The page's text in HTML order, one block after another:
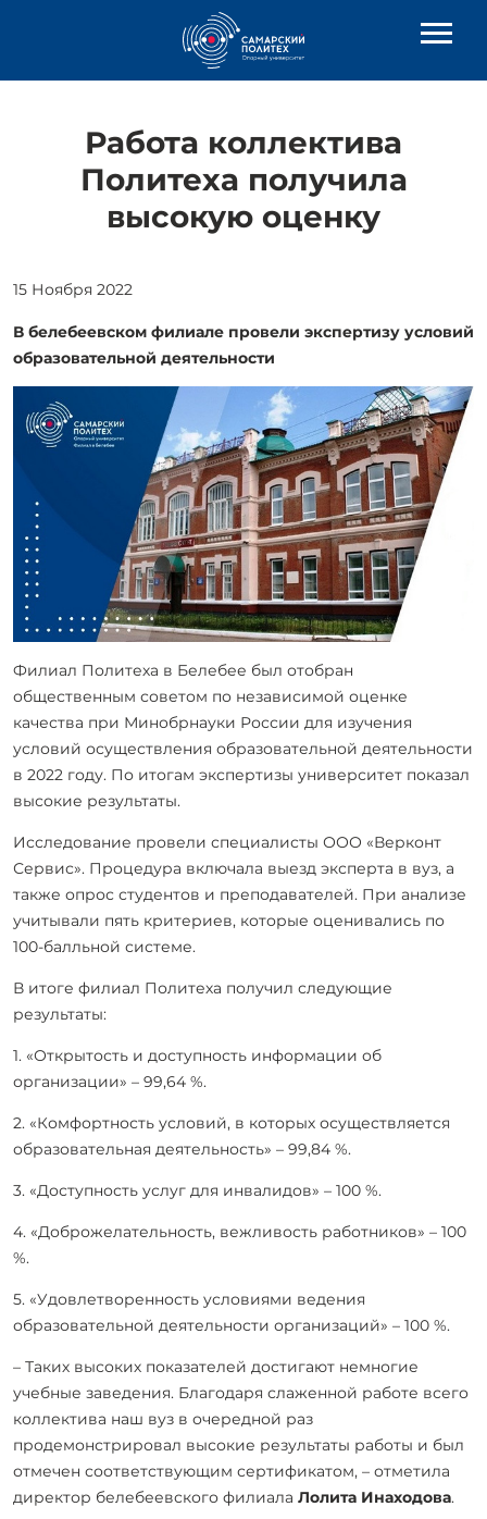
Работа коллектива
Политеха получила
высокую оценку
15 Ноября 2022
В белебеевском филиале провели экспертизу условий
образовательной деятельности
Филиал Политеха в Белебее был отобран
общественным советом по независимой оценке
качества при Минобрнауки России для изучения
условий осуществления образовательной деятельности
в 2022 году. По итогам экспертизы университет показал
высокие результаты.
Исследование провели специалисты ООО «Верконт
Сервис». Процедура включала выезд эксперта в вуз, а
также опрос студентов и преподавателей. При анализе
учитывали пять критериев, которые оценивались по
100-балльной системе.
В итоге филиал Политеха получил следующие
результаты:
1. «Открытость и доступность информации об
организации» – 99,64 %.
2. «Комфортность условий, в которых осуществляется
образовательная деятельность» – 99,84 %.
3. «Доступность услуг для инвалидов» – 100 %.
4. «Доброжелательность, вежливость работников» – 100
%.
5. «Удовлетворенность условиями ведения
образовательной деятельности организаций» – 100 %.
– Таких высоких показателей достигают немногие
учебные заведения. Благодаря слаженной работе всего
коллектива наш вуз в очередной раз
продемонстрировал высокие результаты работы и был
отмечен соответствующим сертификатом, – отметила
директор белебеевского филиала Лолита Инаходова.